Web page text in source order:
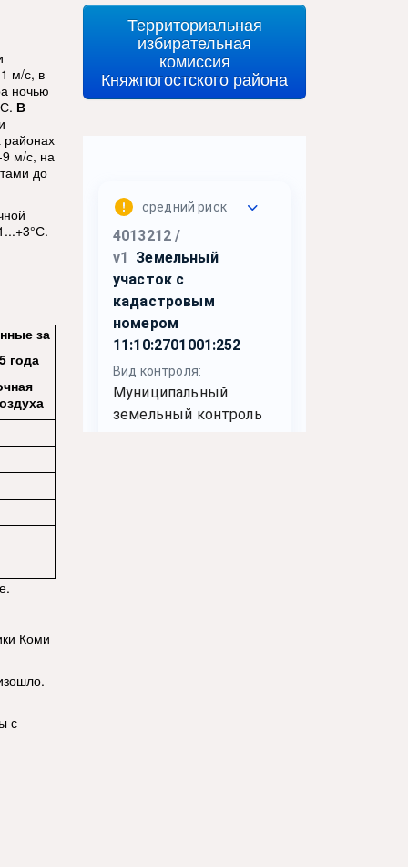
м/с, в
ночью
В
районах
9 м/с, на
до
за
года
Коми
с
Территориальная
избирательная
комиссия
Княжпогостского района